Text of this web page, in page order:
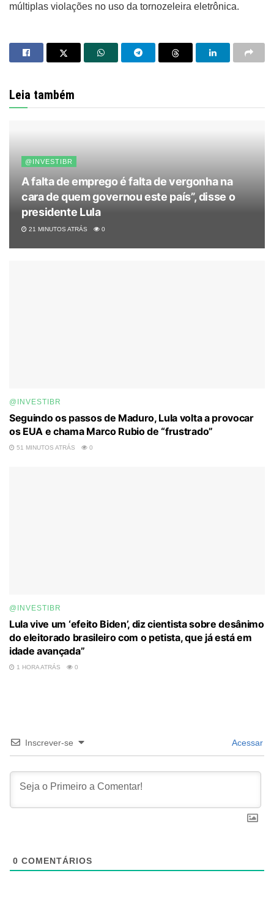
múltiplas violações no uso da tornozeleira eletrônica.
Leia também
@INVESTIBR
A falta de emprego é falta de vergonha na
cara de quem governou este país”, disse o
presidente Lula
21 MINUTOS ATRÁS 0
@INVESTIBR
Seguindo os passos de Maduro, Lula volta a provocar
os EUA e chama Marco Rubio de “frustrado”
51 MINUTOS ATRÁS 0
@INVESTIBR
Lula vive um ‘efeito Biden’, diz cientista sobre desânimo
do eleitorado brasileiro com o petista, que já está em
idade avançada”
1 HORA ATRÁS 0
Inscrever-se Acessar
0 COMENTÁRIOS